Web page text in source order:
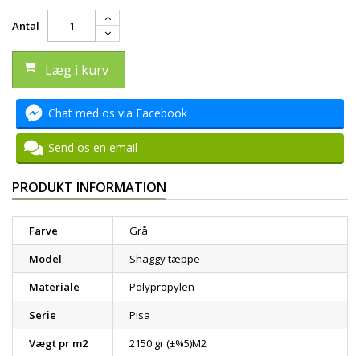
Antal
Læg i kurv
Chat med os via Facebook
Send os en email
PRODUKT INFORMATION
Farve
Grå
Model
Shaggy tæppe
Materiale
Polypropylen
Serie
Pisa
Vægt pr m2
2150 gr (±%5)M2